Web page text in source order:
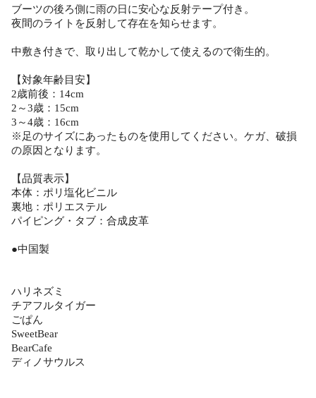
ブーツの後ろ側に雨の日に安心な反射テープ付き。
夜間のライトを反射して存在を知らせます。
中敷き付きで、取り出して乾かして使えるので衛生的。
【対象年齢目安】
2歳前後：14cm
2～3歳：15cm
3～4歳：16cm
※足のサイズにあったものを使用してください。ケガ、破損
の原因となります。
【品質表示】
本体：ポリ塩化ビニル
裏地：ポリエステル
パイピング・タブ：合成皮革
●中国製
ハリネズミ
チアフルタイガー
ごぱん
SweetBear
BearCafe
ディノサウルス